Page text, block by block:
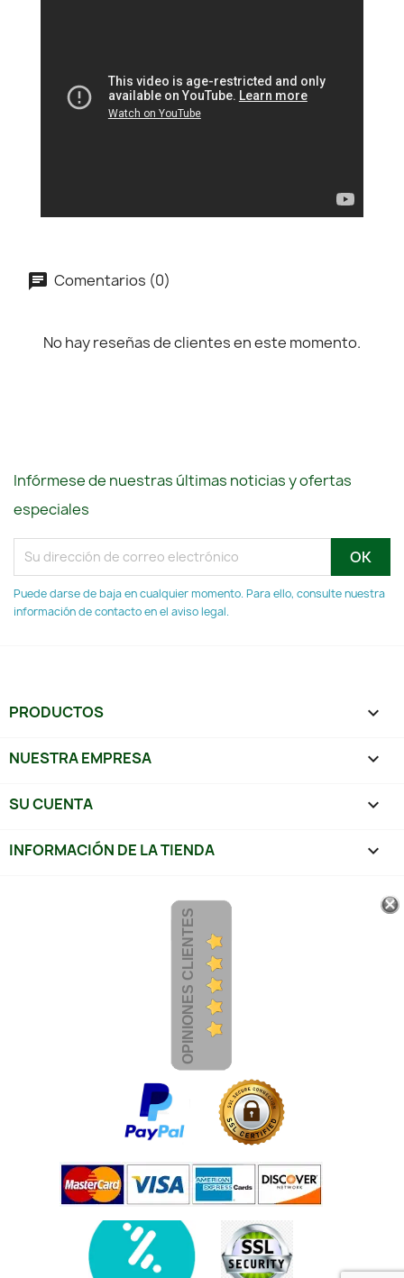
Comentarios (0)
No hay reseñas de clientes en este momento.
Infórmese de nuestras últimas noticias y ofertas
especiales
Puede darse de baja en cualquier momento. Para ello, consulte nuestra
información de contacto en el aviso legal.
PRODUCTOS 
NUESTRA EMPRESA 
SU CUENTA 
INFORMACIÓN DE LA TIENDA keyboard_arrow_down
OPINIONES CLIENTES